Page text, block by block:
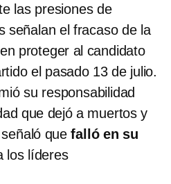
las presiones de
señalan el fracaso de la
proteger al candidato
el pasado 13 de julio.
su responsabilidad
que dejó a muertos y
señaló quefalló en su
los líderes